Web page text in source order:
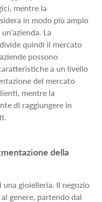
mentre la
in modo più ampio
La
quindi il mercato
possono
a un livello
del mercato
mentre la
di raggiungere in
della
una gioielleria. Il negozio
genere, partendo dal